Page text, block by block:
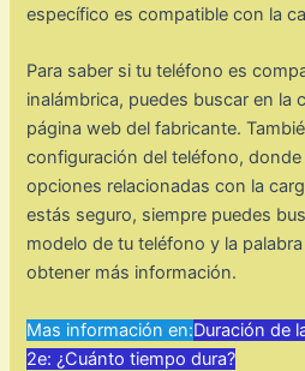
específico es compatible con la
Para saber si tu teléfono es
inalámbrica, puedes buscar en la
página web del fabricante.
configuración del teléfono,
opciones relacionadas con la
estás seguro, siempre puedes
modelo de tu teléfono y la
obtener más información.
Mas información en:Duración de
2e: ¿Cuánto tiempo dura?